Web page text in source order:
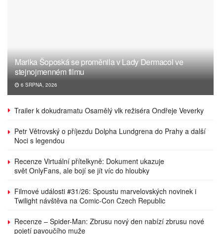
Marika Šoposká se proměnila v Lady Dermacol ve
stejnojmenném filmu
6 SRPNA, 2026
Trailer k dokudramatu Osamělý vlk režiséra Ondřeje Veverky
Petr Větrovský o příjezdu Dolpha Lundgrena do Prahy a další
Noci s legendou
Recenze Virtuální přítelkyně: Dokument ukazuje
svět OnlyFans, ale bojí se jít víc do hloubky
Filmové události #31/26: Spoustu marvelovských novinek i
Twilight návštěva na Comic-Con Czech Republic
Recenze – Spider-Man: Zbrusu nový den nabízí zbrusu nové
pojetí pavoučího muže